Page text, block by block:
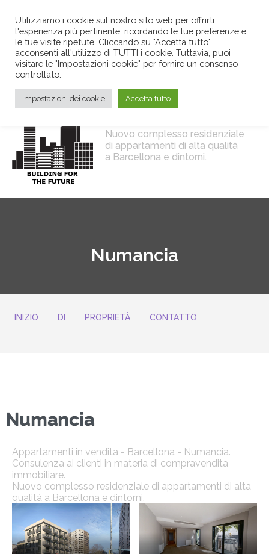
Nuovo complesso residenziale
di appartamenti di alta qualità
a Barcellona e dintorni.
Numancia
INIZIO DI PROPRIETÀ CONTATTO
Numancia
Appartamenti in vendita - Barcellona - Numancia.
Consulenza ai clienti in materia di compravendita
immobiliare.
Nuovo complesso residenziale di appartamenti di alta
qualità a Barcellona e dintorni.
Utilizziamo i cookie sul nostro sito web per offrirti
l'esperienza più pertinente, ricordando le tue preferenze e
le tue visite ripetute. Cliccando su "Accetta tutto",
acconsenti all'utilizzo di TUTTI i cookie. Tuttavia, puoi
visitare le "Impostazioni cookie" per fornire un consenso
controllato.
Impostazioni dei cookie Accetta tutto